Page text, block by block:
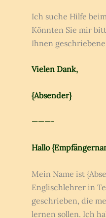
Ich suche Hilfe
Könnten Sie mir
Ihnen
Vielen Dank,
{Absender}
———-
Hallo
Mein Name ist
Englischlehrer in
geschrieben, die
lernen sollen. Ich